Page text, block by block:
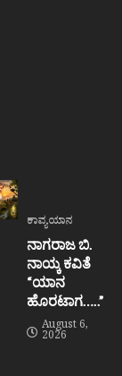
ಕಾವ್ಯಯಾನ
ನಾಗರಾಜ ಬಿ.
ನಾಯ್ಕ ಕವಿತೆ
“ಯಾನ
ಹೊರಟಾಗ…..”
August 6,
2026